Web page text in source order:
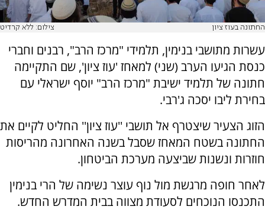
החתונה בעוז ציון צילום: ללא קרדיט
עשרות מתושבי בנימין, תלמידי "מרכז הרב", רבנים וחברי
כנסת הגיעו הערב (שני) למאחז 'עוז ציון', שם התקיימה
חתונה של תלמיד ישיבת "מרכז הרב" יוסף ישראלי עם
בחירת ליבו יסכה ג'רבי.
הזוג הצעיר שיצטרף אל תושבי ''עוז ציון'' החליט לקיים את
החתונה בשטח המאחז שסבל בשנה האחרונה מהריסות
חוזרות ונשנות שביצעה מערכת הביטחון.
לאחר חופה מרגשת מול נוף עוצר נשימה של הרי בנימין
התכנסו הנוכחים לסעודת מצווה בבית המדרש החדש.